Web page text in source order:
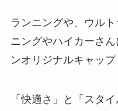
ランニングや、ウル
ニングやハイカーさ
ンオリジナルキャップ
「快適さ」と「スタ